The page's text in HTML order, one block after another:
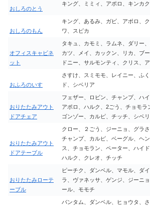
おしろのとう
キング、ミミィ、アポロ、キンカ
おしろのもん
キング、あるみ、ガビ、アポロ、
ワ、スピカ
オフィスキャビネ
ット
タキュ、カモミ、ラムネ、ダリー
カツ、メイ、カックン、リカ、ブ
ドニー、サルモンティ、クリス、
おふろのいす
さすけ、スミモモ、レイニー、ふ
ド、シベリア
おりたたみアウト
ドアチェア
フェザー、ロビン、チャンプ、ハ
アポロ、ハルク、2ごう、チョモラ
ゴンゾー、カルピ、チッチ、シベ
おりたたみアウト
ドアテーブル
クロー、２ごう、ジーニョ、グラ
チャンプ、カルピ、ベーグル、ヘ
ス、チョモラン、ペーター、ハイ
ハルク、クレオ、チッチ
おりたたみローテ
ーブル
ピーチク、ダンベル、マモル、ダ
ラ、ヴァネッサ、ゲンジ、ジーニ
ール、モモチ
バンタム、ダンベル、ヒョウタ、